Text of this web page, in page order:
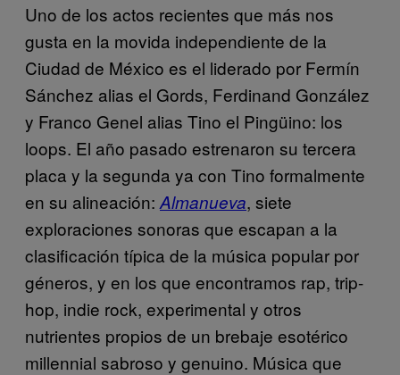
Uno de los actos recientes que más nos
gusta en la movida independiente de la
Ciudad de México es el liderado por Fermín
Sánchez alias el Gords, Ferdinand González
y Franco Genel alias Tino el Pingüino: los
loops. El año pasado estrenaron su tercera
placa y la segunda ya con Tino formalmente
en su alineación: Almanueva, siete
exploraciones sonoras que escapan a la
clasificación típica de la música popular por
géneros, y en los que encontramos rap, trip-
hop, indie rock, experimental y otros
nutrientes propios de un brebaje esotérico
millennial sabroso y genuino. Música que